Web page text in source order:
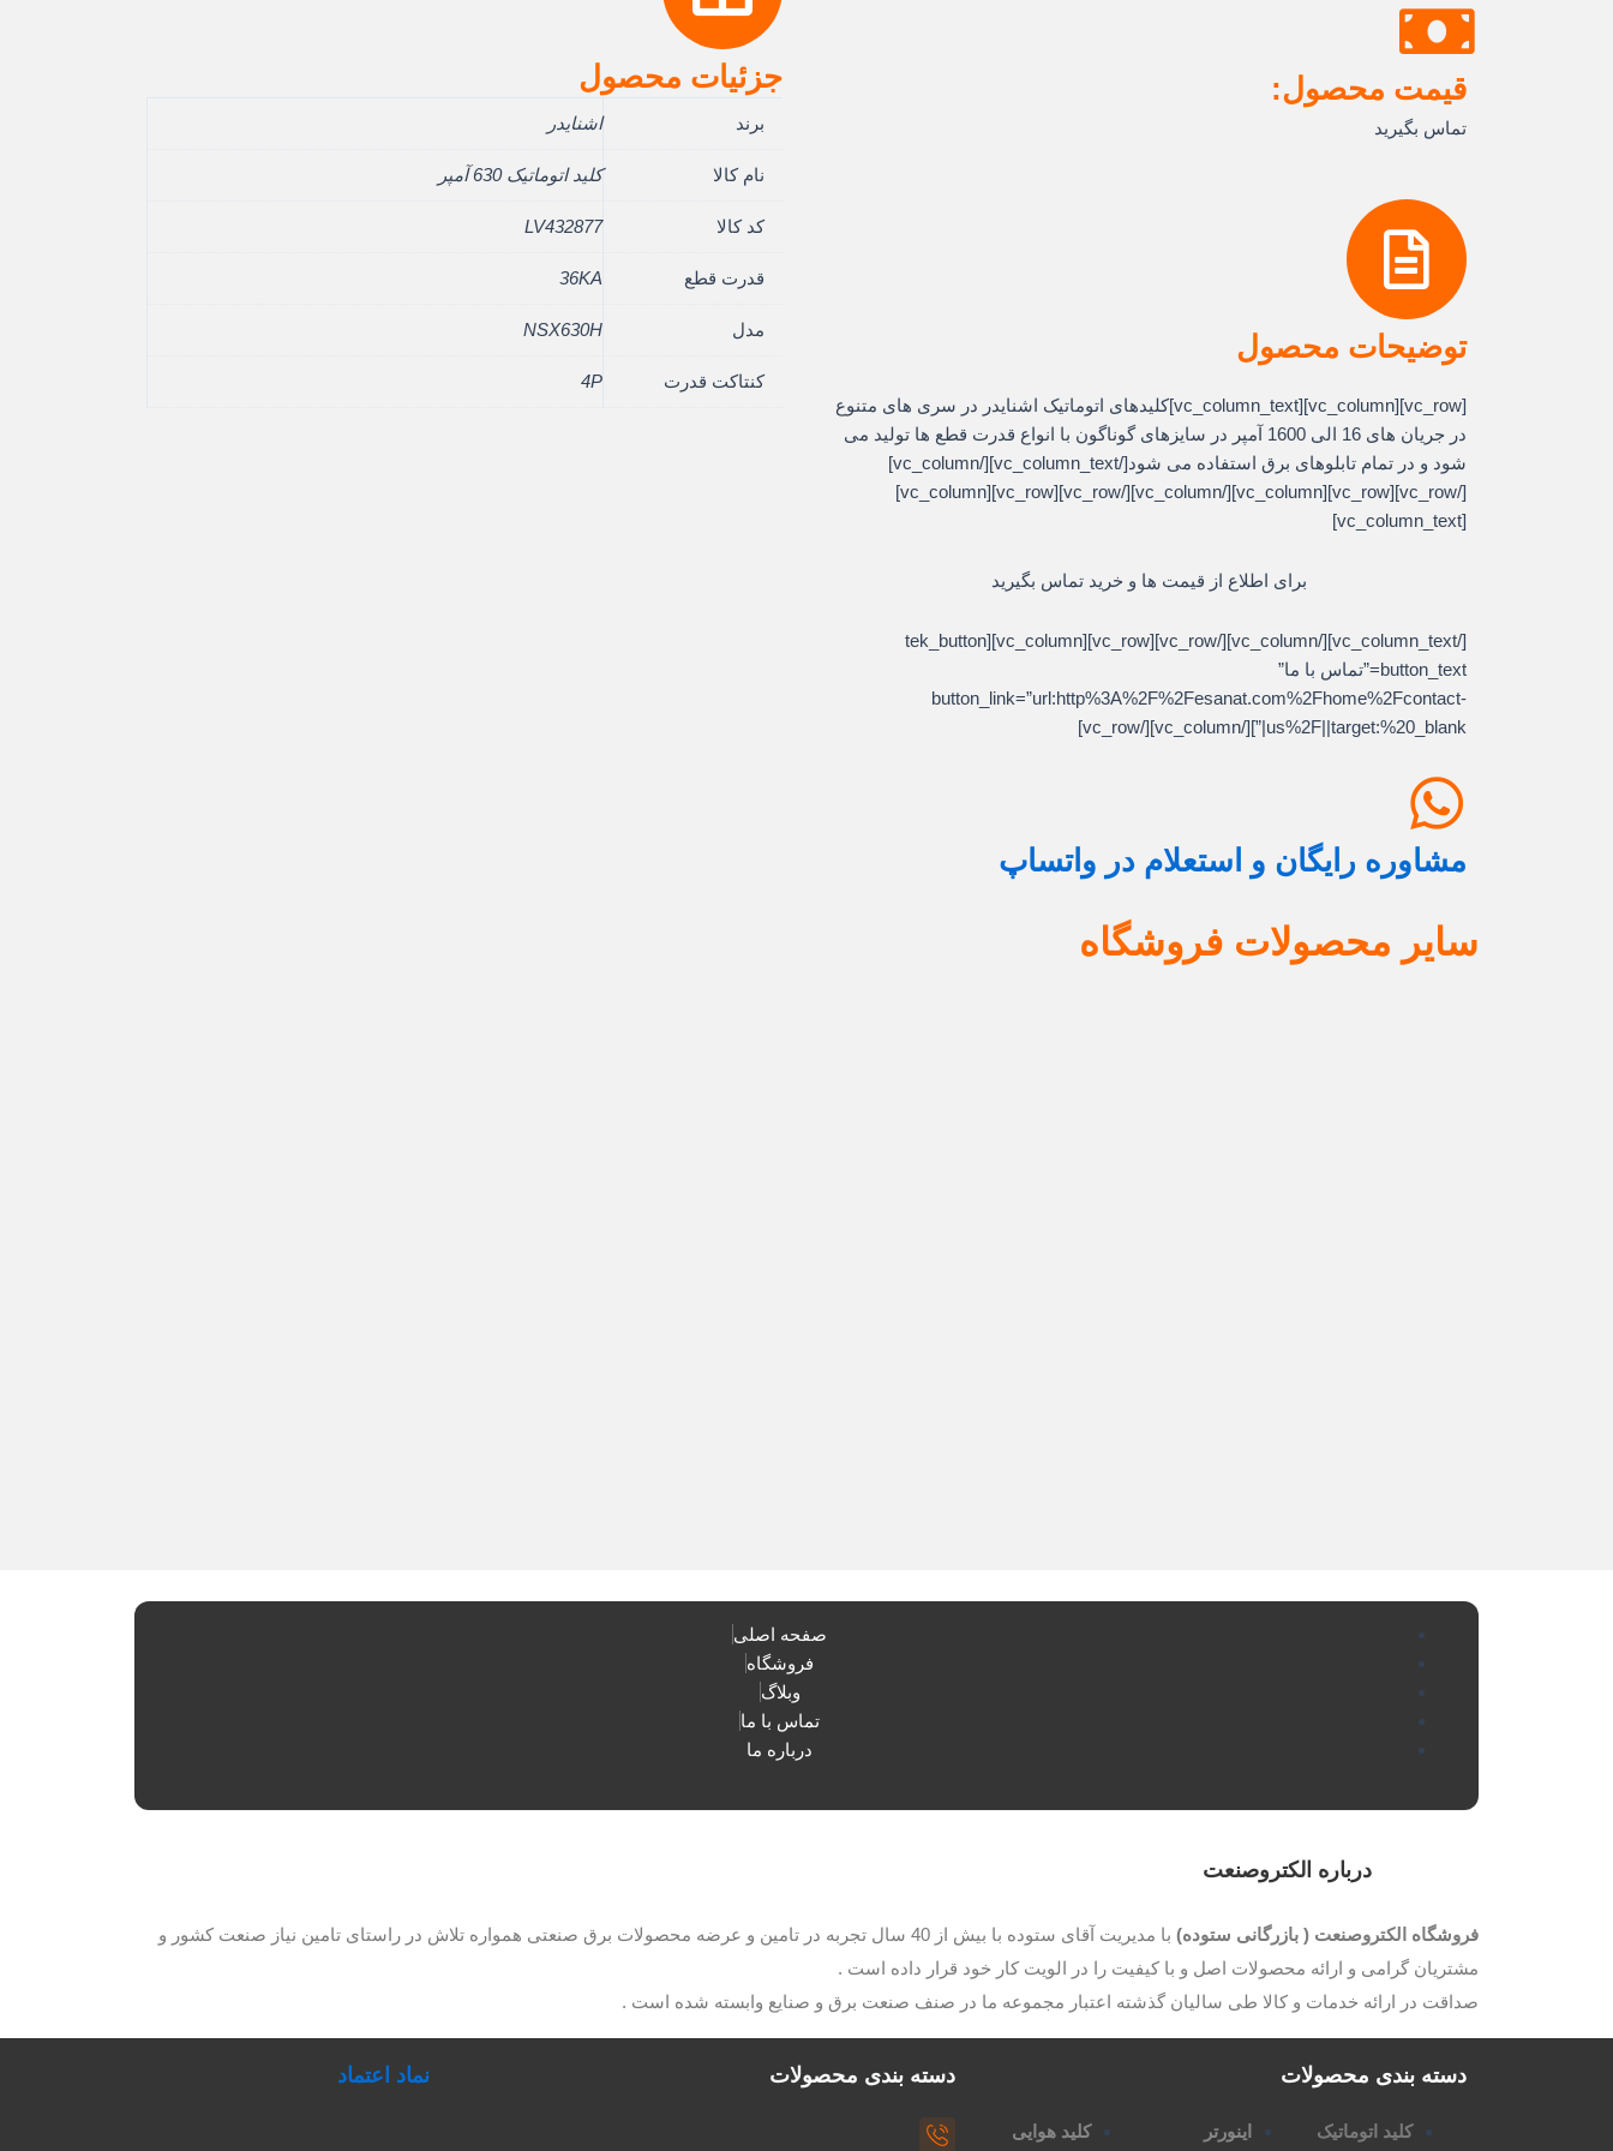
قیمت محصول:
تماس بگیرید
توضیحات محصول
[vc_row][vc_column][vc_column_text]کلیدهای اتوماتیک اشنایدر در سری های متنوع
در جریان های 16 الی 1600 آمپر در سایزهای گوناگون با انواع قدرت قطع ها تولید می
شود و در تمام تابلوهای برق استفاده می شود[/vc_column_text][/vc_column]
[/vc_row][vc_row][vc_column][/vc_column][/vc_row][vc_row][vc_column]
[vc_column_text]
برای اطلاع از قیمت ها و خرید تماس بگیرید
[/vc_column_text][/vc_column][/vc_row][vc_row][vc_column][tek_button
button_text=”تماس با ما”
button_link=”url:http%3A%2F%2Fesanat.com%2Fhome%2Fcontact-
us%2F||target:%20_blank|”][/vc_column][/vc_row]
مشاوره رایگان و استعلام در واتساپ
جزئیات محصول
برند اشنایدر
نام کالا کلید اتوماتیک 630 آمپر
کد کالا LV432877
قدرت قطع 36KA
مدل NSX630H
کنتاکت قدرت 4P
سایر محصولات فروشگاه
صفحه اصلی
فروشگاه
وبلاگ
تماس با ما
درباره ما
درباره الکتروصنعت
فروشگاه الکتروصنعت ( بازرگانی ستوده)
با مدیریت آقای ستوده با بیش از 40 سال تجربه در تامین و عرضه محصولات برق صنعتی همواره تلاش در راستای تامین نیاز صنعت کشور و
مشتریان گرامی و ارائه محصولات اصل و با کیفیت را در الویت کار خود قرار داده است .
صداقت در ارائه خدمات و کالا طی سالیان گذشته اعتبار مجموعه ما در صنف صنعت برق و صنایع وابسته شده است .
دسته بندی محصولات
کلید اتوماتیک اینورتر کلید هوایی
دسته بندی محصولات نماد اعتماد